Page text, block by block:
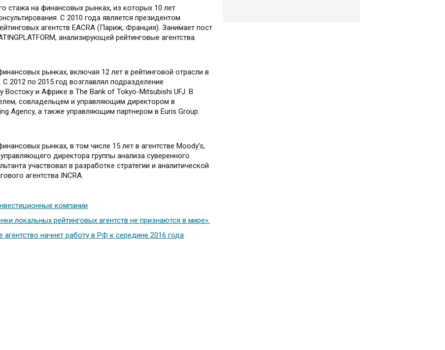
стажа на финансовых рынках, из которых 10 лет
С 2010 года является президентом
агентств EACRA (Париж, Франция). Занимает пост
анализирующей рейтинговые агентства.
рынках, включая 12 лет в рейтинговой отрасли в
С 2012 по 2015 год возглавлял подразделение
Востоку и Африке в The Bank of Tokyo-Mitsubishi UFJ. В
совладельцем и управляющим директором в
Agency, а также управляющим партнером в Euris Group.
рынках, в том числе 15 лет в агентстве Moody’s,
директора группы анализа суверенного
участвовал в разработке стратегии и аналитической
агентства INCRA.
компании
локальных рейтинговых агентств не признаются в мире».
агентство начнет работу в РФ к середине 2016 года